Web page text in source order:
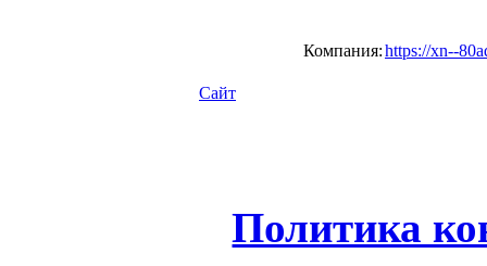
Компания:https://xn--
Сайт
Политика